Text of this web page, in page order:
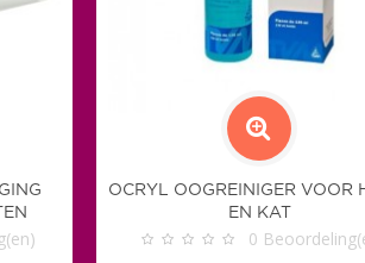
OCRYL OOGREINIGER VOOR
EN KAT
0